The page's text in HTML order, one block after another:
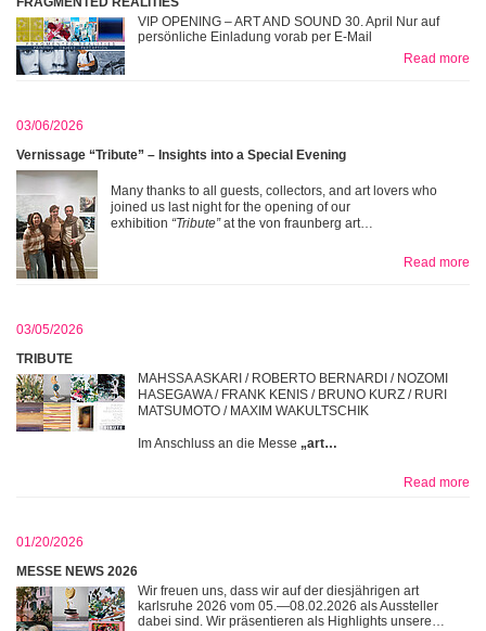
VIP OPENING – ART AND SOUND 30. April Nur auf
persönliche Einladung vorab per E-Mail
Read more
03/06/2026
Vernissage “Tribute” – Insights into a Special Evening
Many thanks to all guests, collectors, and art lovers who
joined us last night for the opening of our
exhibition “Tribute”at the von fraunberg art…
Read more
03/05/2026
TRIBUTE
MAHSSA ASKARI / ROBERTO BERNARDI / NOZOMI
HASEGAWA / FRANK KENIS / BRUNO KURZ / RURI
MATSUMOTO / MAXIM WAKULTSCHIK
Im Anschluss an die Messe „art…
Read more
01/20/2026
MESSE NEWS 2026
Wir freuen uns, dass wir auf der diesjährigen art
karlsruhe 2026 vom 05.—08.02.2026 als Aussteller
dabei sind. Wir präsentieren als Highlights unsere…